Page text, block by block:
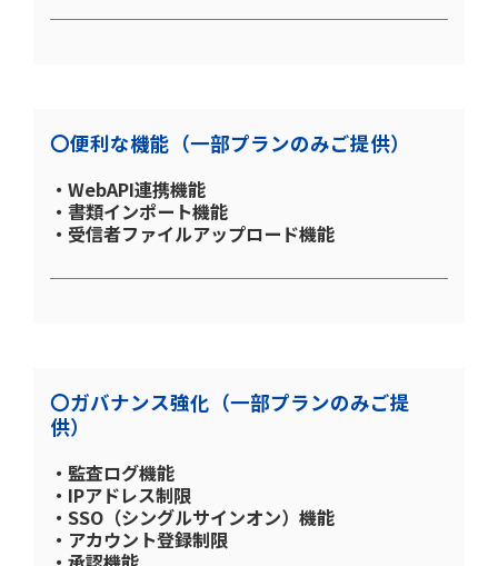
〇便利な機能（一部プランのみご提供）
・WebAPI連携機能
・書類インポート機能
・受信者ファイルアップロード機能
〇ガバナンス強化（一部プランのみご提
供）
・監査ログ機能
・IPアドレス制限
・SSO（シングルサインオン）機能
・アカウント登録制限